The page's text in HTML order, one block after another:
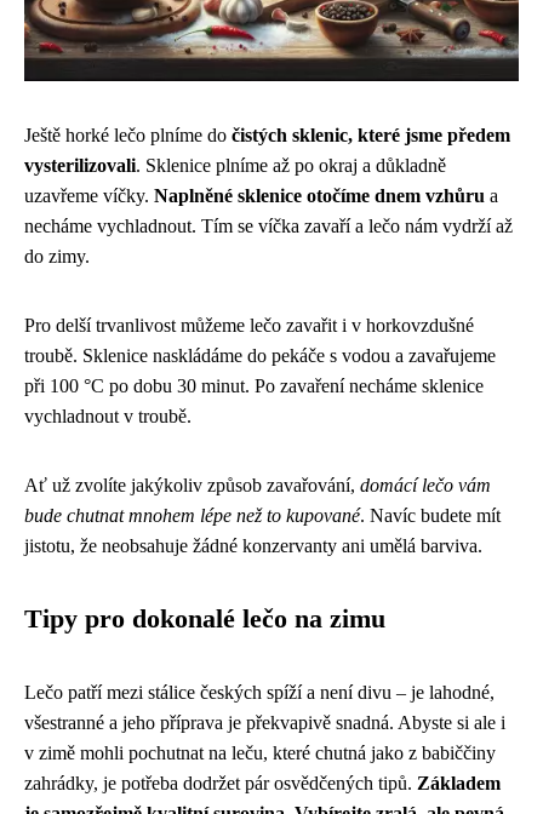
Ještě horké lečo plníme do čistých sklenic, které jsme předem
vysterilizovali. Sklenice plníme až po okraj a důkladně
uzavřeme víčky. Naplněné sklenice otočíme dnem vzhůru a
necháme vychladnout. Tím se víčka zavaří a lečo nám vydrží až
do zimy.
Pro delší trvanlivost můžeme lečo zavařit i v horkovzdušné
troubě. Sklenice naskládáme do pekáče s vodou a zavařujeme
při 100 °C po dobu 30 minut. Po zavaření necháme sklenice
vychladnout v troubě.
Ať už zvolíte jakýkoliv způsob zavařování, domácí lečo vám
bude chutnat mnohem lépe než to kupované. Navíc budete mít
jistotu, že neobsahuje žádné konzervanty ani umělá barviva.
Tipy pro dokonalé lečo na zimu
Lečo patří mezi stálice českých spíží a není divu – je lahodné,
všestranné a jeho příprava je překvapivě snadná. Abyste si ale i
v zimě mohli pochutnat na leču, které chutná jako z babiččiny
zahrádky, je potřeba dodržet pár osvědčených tipů. Základem